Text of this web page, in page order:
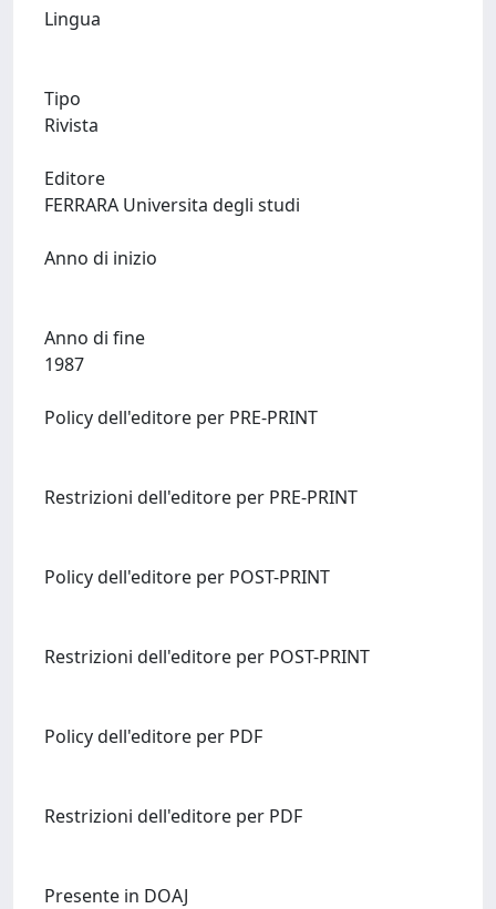
Lingua
Tipo
Rivista
Editore
Anno di inizio
Anno di fine
Policy dell'editore per PRE-PRINT
Restrizioni dell'editore per PRE-PRINT
Policy dell'editore per POST-PRINT
Restrizioni dell'editore per POST-PRINT
Policy dell'editore per PDF
Restrizioni dell'editore per PDF
Presente in DOAJ